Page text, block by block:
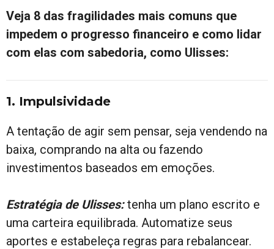
Veja 8 das fragilidades mais comuns que
impedem o progresso financeiro e como lidar
com elas com sabedoria, como Ulisses:
1. Impulsividade
A tentação de agir sem pensar, seja vendendo na
baixa, comprando na alta ou fazendo
investimentos baseados em emoções.
Estratégia de Ulisses: tenha um plano escrito e
uma carteira equilibrada. Automatize seus
aportes e estabeleça regras para rebalancear.